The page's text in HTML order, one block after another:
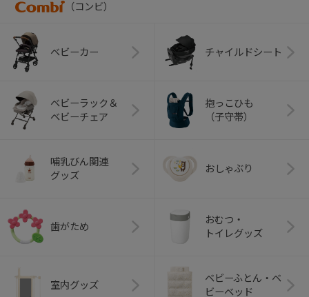
（コンビ）
ベビーカー チャイルドシート
ベビーラック＆
ベビーチェア
抱っこひも
（子守帯）
哺乳びん関連
グッズ
おしゃぶり
歯がため
おむつ・
トイレグッズ
室内グッズ
ベビーふとん・ベ
ビーベッド